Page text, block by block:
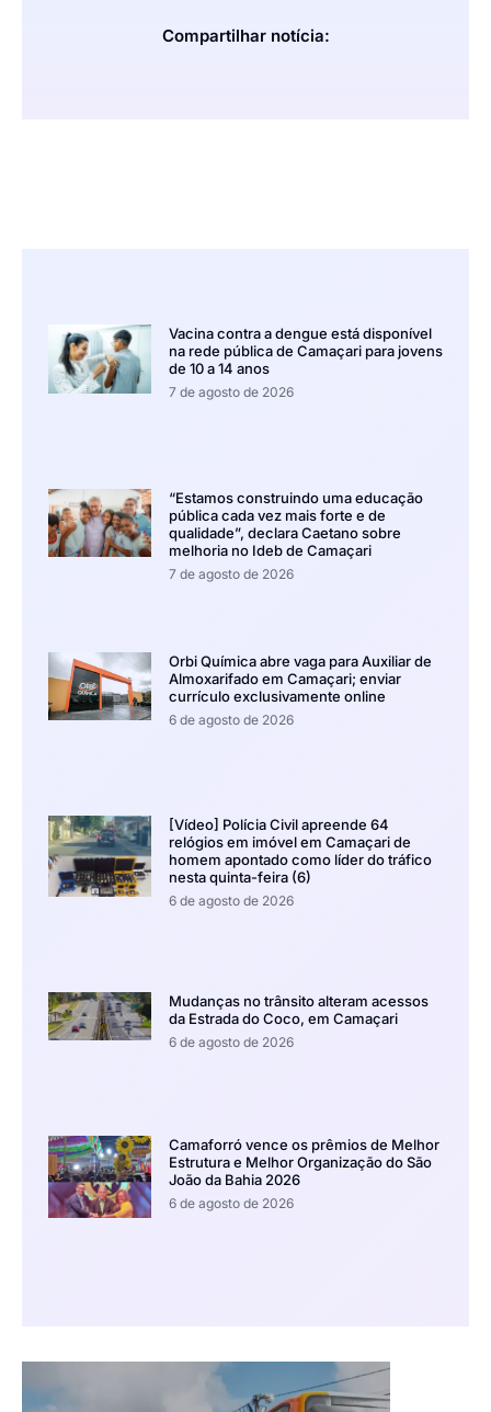
Compartilhar notícia:
Vacina contra a dengue está disponível
na rede pública de Camaçari para jovens
de 10 a 14 anos
7 de agosto de 2026
“Estamos construindo uma educação
pública cada vez mais forte e de
qualidade”, declara Caetano sobre
melhoria no Ideb de Camaçari
7 de agosto de 2026
Orbi Química abre vaga para Auxiliar de
Almoxarifado em Camaçari; enviar
currículo exclusivamente online
6 de agosto de 2026
[Vídeo] Polícia Civil apreende 64
relógios em imóvel em Camaçari de
homem apontado como líder do tráfico
nesta quinta-feira (6)
6 de agosto de 2026
Mudanças no trânsito alteram acessos
da Estrada do Coco, em Camaçari
6 de agosto de 2026
Camaforró vence os prêmios de Melhor
Estrutura e Melhor Organização do São
João da Bahia 2026
6 de agosto de 2026